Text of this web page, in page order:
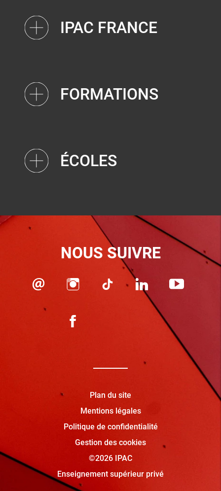
IPAC FRANCE
FORMATIONS
ÉCOLES
NOUS SUIVRE
Plan du site
Mentions légales
Politique de confidentialité
Gestion des cookies
©2026 IPAC
Enseignement supérieur privé